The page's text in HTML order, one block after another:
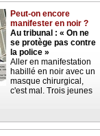
Peut-on encore
manifester en noir ?
Au tribunal : « On ne
se protège pas contre
la police »
Aller en manifestation
habillé en noir avec un
masque chirurgical,
c'est mal. Trois jeunes